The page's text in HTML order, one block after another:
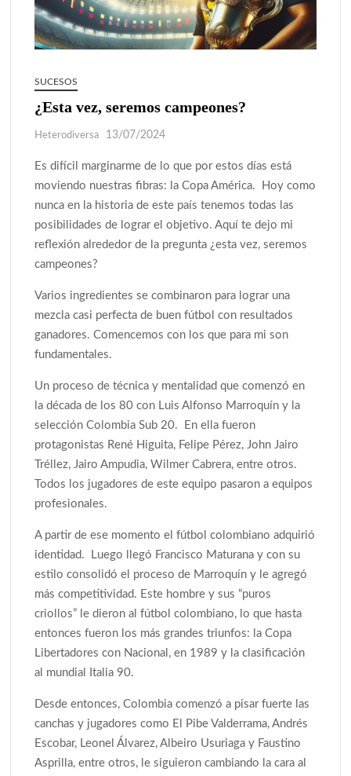
¿Podemos comunicarnos con seres de otros planos o mundos?
Salud mental digital: cómo frenar la ansiedad que generan las
redes sociales
Denuncia por violencia sexual en Colombia: así avanza
sagrada?
SUCESOS
¿Esta vez, seremos campeones?
Heterodiversa 13/07/2024
Es difícil marginarme de lo que por estos días está
moviendo nuestras fibras: la Copa América. Hoy como
nunca en la historia de este país tenemos todas las
posibilidades de lograr el objetivo. Aquí te dejo mi
reflexión alrededor de la pregunta ¿esta vez, seremos
campeones?
Varios ingredientes se combinaron para lograr una
mezcla casi perfecta de buen fútbol con resultados
ganadores. Comencemos con los que para mi son
fundamentales.
Un proceso de técnica y mentalidad que comenzó en
la década de los 80 con Luis Alfonso Marroquín y la
selección Colombia Sub 20. En ella fueron
protagonistas René Higuita, Felipe Pérez, John Jairo
Tréllez, Jairo Ampudia, Wilmer Cabrera, entre otros.
Todos los jugadores de este equipo pasaron a equipos
profesionales.
A partir de ese momento el fútbol colombiano adquirió
identidad. Luego llegó Francisco Maturana y con su
estilo consolidó el proceso de Marroquín y le agregó
más competitividad. Este hombre y sus “puros
criollos” le dieron al fútbol colombiano, lo que hasta
entonces fueron los más grandes triunfos: la Copa
Libertadores con Nacional, en 1989 y la clasificación
al mundial Italia 90.
Desde entonces, Colombia comenzó a pisar fuerte las
canchas y jugadores como El Pibe Valderrama, Andrés
Escobar, Leonel Álvarez, Albeiro Usuriaga y Faustino
Asprilla, entre otros, le siguieron cambiando la cara al